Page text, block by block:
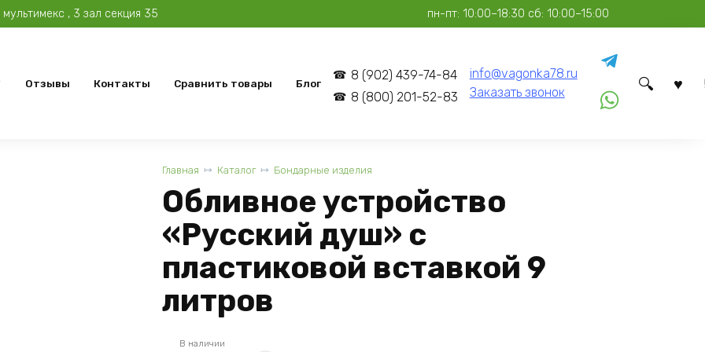
, 3 зал секция 35 пн-пт: 10:00–18:30 сб: 10:00–15:00
Отзывы Контакты Сравнить товары Блог
8 (902) 439-74-84
8 (800) 201-52-83
info@vagonka78.ru
Заказать звонок
Главная Каталог Бондарные изделия
Обливное устройство
«Русский душ» с
пластиковой вставкой 9
литров
В наличии